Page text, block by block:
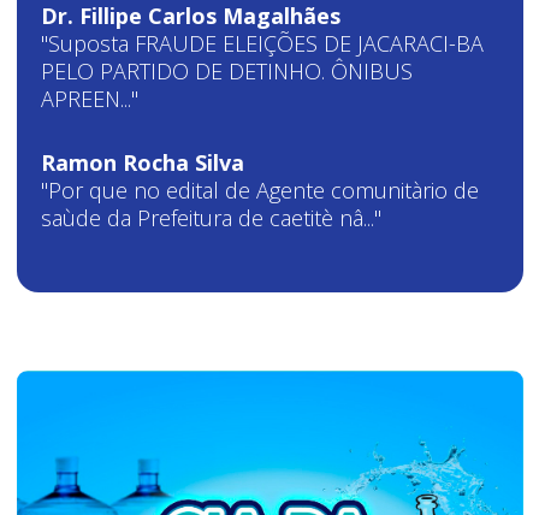
Dr. Fillipe Carlos Magalhães
"Suposta FRAUDE ELEIÇÕES DE JACARACI-BA
PELO PARTIDO DE DETINHO. ÔNIBUS
APREEN..."
Ramon Rocha Silva
"Por que no edital de Agente comunitàrio de
saùde da Prefeitura de caetitè nâ..."